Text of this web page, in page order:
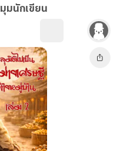
มุมนักเขียน